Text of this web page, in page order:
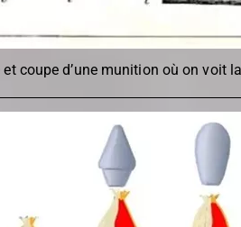
et coupe d’une munition où on voit